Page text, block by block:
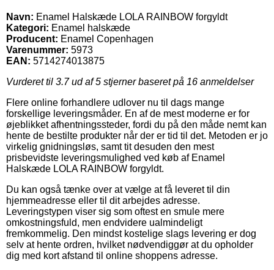
Navn: Enamel Halskæde LOLA RAINBOW forgyldt
Kategori: Enamel halskæde
Producent: Enamel Copenhagen
Varenummer: 5973
EAN: 5714274013875
Vurderet til 3.7ud af 5 stjerner baseret på 16 anmeldelser
Flere online forhandlere udlover nu til dags mange
forskellige leveringsmåder. En af de mest moderne er for
øjeblikket afhentningssteder, fordi du på den måde nemt kan
hente de bestilte produkter når der er tid til det. Metoden er jo
virkelig gnidningsløs, samt tit desuden den mest
prisbevidste leveringsmulighed ved køb af Enamel
Halskæde LOLA RAINBOW forgyldt.
Du kan også tænke over at vælge at få leveret til din
hjemmeadresse eller til dit arbejdes adresse.
Leveringstypen viser sig som oftest en smule mere
omkostningsfuld, men endvidere ualmindeligt
fremkommelig. Den mindst kostelige slags levering er dog
selv at hente ordren, hvilket nødvendiggør at du opholder
dig med kort afstand til online shoppens adresse.